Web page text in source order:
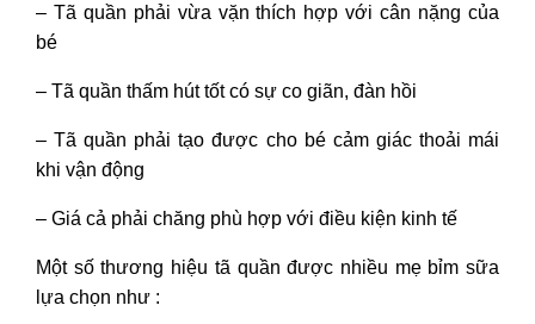
– Tã quần phải vừa vặn thích hợp với cân nặng của
bé
– Tã quần thấm hút tốt có sự co giãn, đàn hồi
– Tã quần phải tạo được cho bé cảm giác thoải mái
khi vận động
– Giá cả phải chăng phù hợp với điều kiện kinh tế
Một số thương hiệu tã quần được nhiều mẹ bỉm sữa
lựa chọn như :